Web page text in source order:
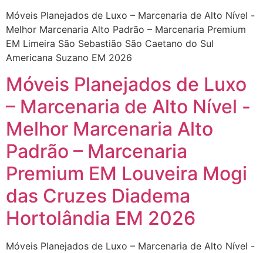
Móveis Planejados de Luxo – Marcenaria de Alto Nível -
Melhor Marcenaria Alto Padrão – Marcenaria Premium
EM Limeira São Sebastião São Caetano do Sul
Americana Suzano EM 2026
Móveis Planejados de Luxo
– Marcenaria de Alto Nível -
Melhor Marcenaria Alto
Padrão – Marcenaria
Premium EM Louveira Mogi
das Cruzes Diadema
Hortolândia EM 2026
Móveis Planejados de Luxo – Marcenaria de Alto Nível -